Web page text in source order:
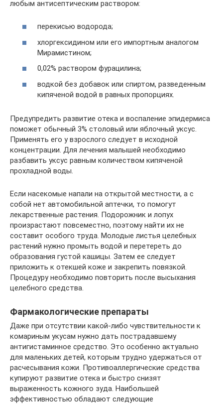
любым антисептическим раствором:
перекисью водорода;
хлоргексидином или его импортным аналогом
Мирамистином;
0,02% раствором фурацилина;
водкой без добавок или спиртом, разведенным
кипяченой водой в равных пропорциях.
Предупредить развитие отека и воспаление эпидермиса
поможет обычный 3% столовый или яблочный уксус.
Применять его у взрослого следует в исходной
концентрации. Для лечения малышей необходимо
разбавить уксус равным количеством кипяченой
прохладной воды.
Если насекомые напали на открытой местности, а с
собой нет автомобильной аптечки, то помогут
лекарственные растения. Подорожник и лопух
произрастают повсеместно, поэтому найти их не
составит особого труда. Молодые листья целебных
растений нужно промыть водой и перетереть до
образования густой кашицы. Затем ее следует
приложить к отекшей коже и закрепить повязкой.
Процедуру необходимо повторить после высыхания
целебного средства.
Фармакологические препараты
Даже при отсутствии какой-либо чувствительности к
комариным укусам нужно дать пострадавшему
антигистаминное средство. Это особенно актуально
для маленьких детей, которым трудно удержаться от
расчесывания кожи. Противоаллергические средства
купируют развитие отека и быстро снизят
выраженность кожного зуда. Наибольшей
эффективностью обладают следующие